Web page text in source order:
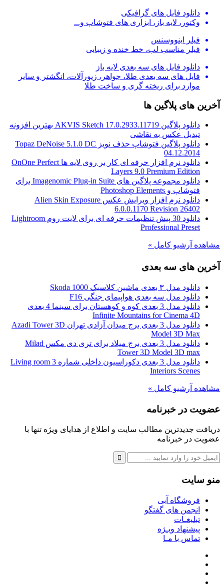
دانلود فایل های گرافیکی
وکتور، لایه باز، ابزاری های فتوشاپ و...
فیلر اینووسنس
فیلر مناسب لب، خط خنده و زیبایی
دانلود فایل های سه بعدی لایه باز
فایل های سه بعدی طلا، جواهر، زیورآلات، انگشتر و سایر
موارد برای ریخته گری و ساخت طلا
آخرین های پلاگین ها
دانلود پلاگین AKVIS Sketch 17.0.2933.11719 بهترین افزونه
تبدیل عکس به نقاشی
دانلود پلاگین فتوشاپ حذف نویز Topaz DeNoise 5.1.0 DC
04.12.2014
دانلود نرم افزار حرفه ای کار بر روی لایه ها OnOne Perfect
Layers 9.0 Premium Edition
دانلود مجموعه پلاگین های Imagenomic Plug-in Suite برای
فتوشاپ و Photoshop Elements
دانلود نرم افزار ویرایش عکس Alien Skin Exposure
6.0.0.1170 Revision 26402
دانلود 30 پیش تنظیمات حرفه ای برای لایت روم Lightroom
Professional Preset
مشاهده آرشیو کامل »
آخرین های سه بعدی
دانلود مدل ۳ بعدی ماشین کلاسیک Skoda 1000
دانلود مدل سه بعدی هواپیمای جنگی F16
دانلود مدل 3 بعدی کوه و کوهستان برای سینما 4 بعدی
Infinite Mountains for Cinema 4D
دانلود مدل 3 بعدی برج میدان آزادی تهران Azadi Tower 3D
Model 3D Max
دانلود مدل 3 بعدی برج میلاد برای تری دی مکس Milad
Tower 3D Model 3D max
دانلود مدل 3 بعدی دکوراسیون داخلی شماره 3 Living room
Interiors Scenes
مشاهده آرشیو کامل »
عضویت در خبرنامه
دریافت جدیدترین مطالب سایت و اطلاع از هدایای ویژه تنها با
عضویت در خبرنامه
منو سایت
فروشگاه آبی
انجمن های گفتگو
تبلیغـات
پیشنهاد ویـژه
تماس با مـا